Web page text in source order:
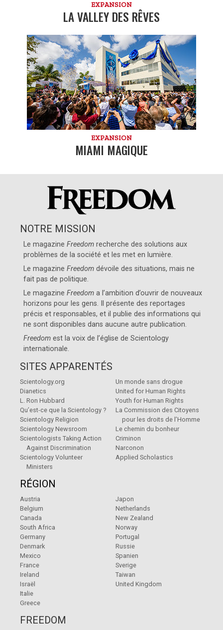
EXPANSION
LA VALLEY DES RÊVES
EXPANSION
MIAMI MAGIQUE
NOTRE MISSION
Le magazineFreedom recherche des solutions aux
problèmes de la société et les met en lumière.
Le magazineFreedom dévoile des situations, mais ne
fait pas de politique.
Le magazineFreedom a l’ambition d’ouvrir de nouveaux
horizons pour les gens. Il présente des reportages
précis et responsables, et il publie des informations qui
ne sont disponibles dans aucune autre publication.
Freedom est la voix de l’église deScientology
internationale.
SITES APPARENTÉS
Scientology.org
Dianetics
L. Ron Hubbard
Qu’est-ce que la Scientology ?
Scientology Religion
Scientology Newsroom
Scientologists Taking Action
Against Discrimination
Scientology Volunteer
Ministers
Un monde sans drogue
United for Human Rights
Youth for Human Rights
La Commission des Citoyens
pour les droits de l’Homme
Le chemin du bonheur
Criminon
Narconon
Applied Scholastics
RÉGION
Austria
Belgium
Canada
South Africa
Germany
Denmark
Mexico
France
Ireland
Israël
Italie
Greece
Japon
Netherlands
New Zealand
Norway
Portugal
Russie
Spanien
Sverige
Taiwan
United Kingdom
FREEDOM